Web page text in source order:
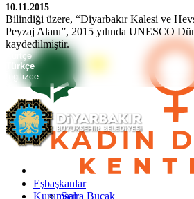
10.11.2015
Bilindiği üzere, “Diyarbakır Kalesi ve
Peyzaj Alanı”, 2015 yılında UNESCO
kaydedilmiştir.
Kürtçe
Türkçe
İngilizce
Eşbaşkanlar
Serra Bucak
Kurumsal